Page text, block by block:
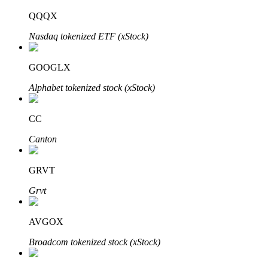
القروض
خدمة الاقتراض المدعومة بالعملات المشفرة
QQQX
Nasdaq tokenized ETF (xStock)
GOOGLX
Alphabet tokenized stock (xStock)
CC
Canton
GRVT
Grvt
AVGOX
Broadcom tokenized stock (xStock)